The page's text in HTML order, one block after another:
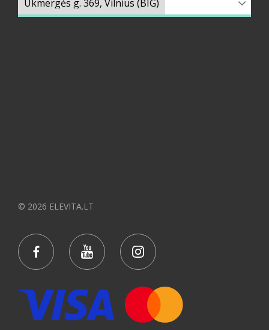
© 2026 ELEVITA.LT